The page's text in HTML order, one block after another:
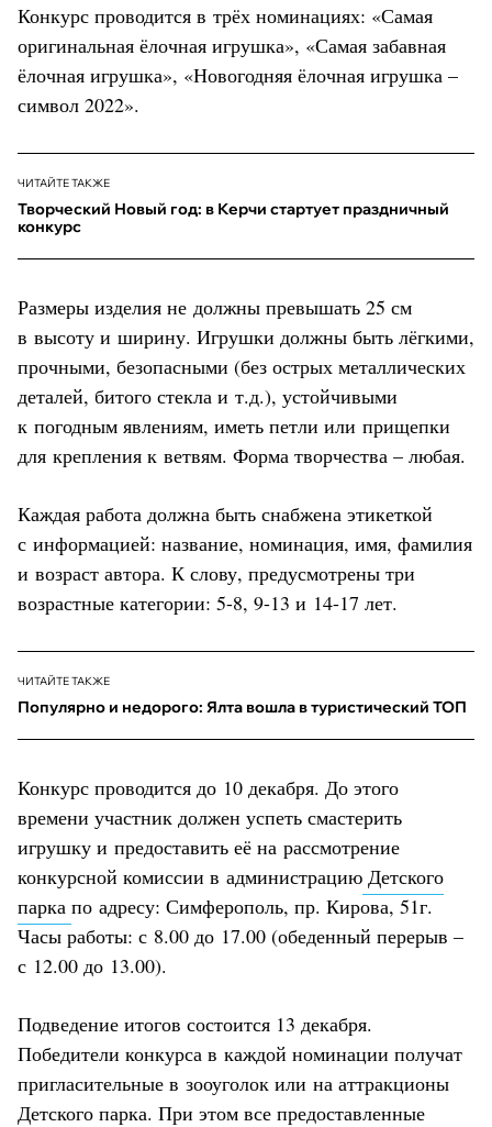
Конкурс проводится в трёх номинациях: «Самая
оригинальная ёлочная игрушка», «Самая забавная
ёлочная игрушка», «Новогодняя ёлочная игрушка –
символ 2022».
ЧИТАЙТЕ ТАКЖЕ
Творческий Новый год: в Керчи стартует праздничный
конкурс
Размеры изделия не должны превышать 25 см
в высоту и ширину. Игрушки должны быть лёгкими,
прочными, безопасными (без острых металлических
деталей, битого стекла и т.д.), устойчивыми
к погодным явлениям, иметь петли или прищепки
для крепления к ветвям. Форма творчества – любая.
Каждая работа должна быть снабжена этикеткой
с информацией: название, номинация, имя, фамилия
и возраст автора. К слову, предусмотрены три
возрастные категории: 5-8, 9-13 и 14-17 лет.
ЧИТАЙТЕ ТАКЖЕ
Популярно и недорого: Ялта вошла в туристический ТОП
Конкурс проводится до 10 декабря. До этого
времени участник должен успеть смастерить
игрушку и предоставить её на рассмотрение
конкурсной комиссии в администрацию Детского
парка по адресу: Симферополь, пр. Кирова, 51г.
Часы работы: с 8.00 до 17.00 (обеденный перерыв –
с 12.00 до 13.00).
Подведение итогов состоится 13 декабря.
Победители конкурса в каждой номинации получат
пригласительные в зооуголок или на аттракционы
Детского парка. При этом все предоставленные